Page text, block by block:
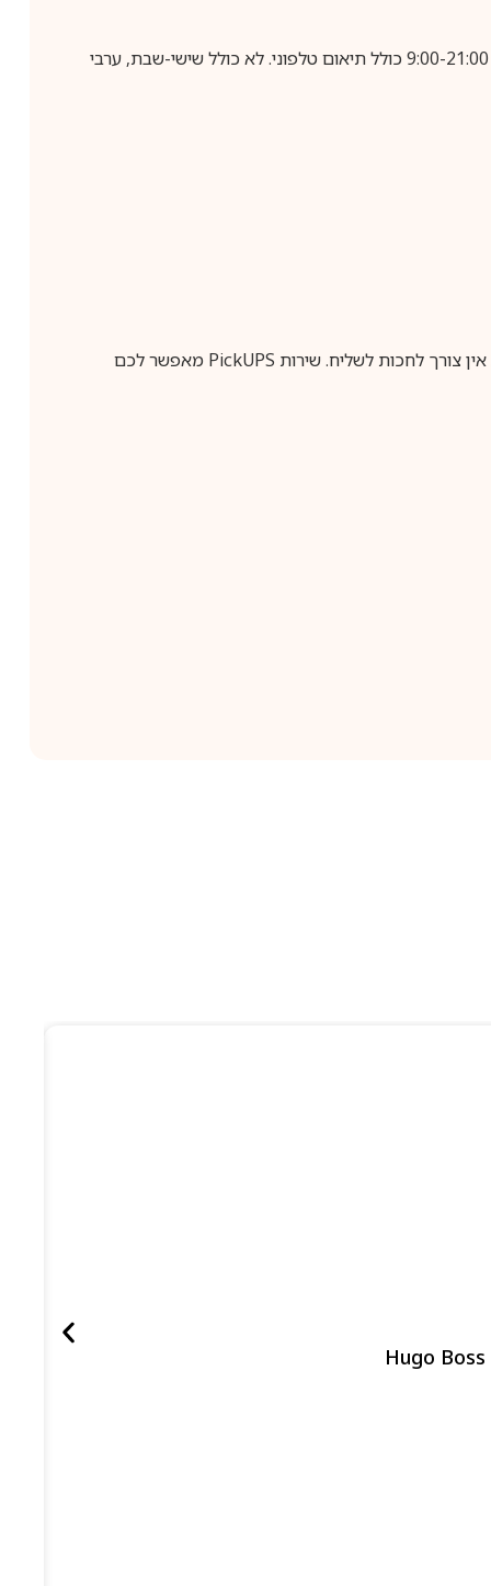
בביצוע הזמנה עד השעה 10:00 בימים א-ה, קבלת המשלוח תבוצע עד חמישה ימי עסקים מיום שלאחר ביצוע ההזמנה, בין השעות 9:00-21:00 כולל תיאום טלפוני. לא כולל שישי-שבת, ערבי
צורך לחכות לשליח. שירות PickUPS מאפשר לכם